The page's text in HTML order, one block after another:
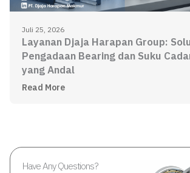
Layanan Djaja Harapan Group:
Pengadaan Bearing dan Suku
yang Andal
Juli 25, 2026
Read More
Have Any Questions?